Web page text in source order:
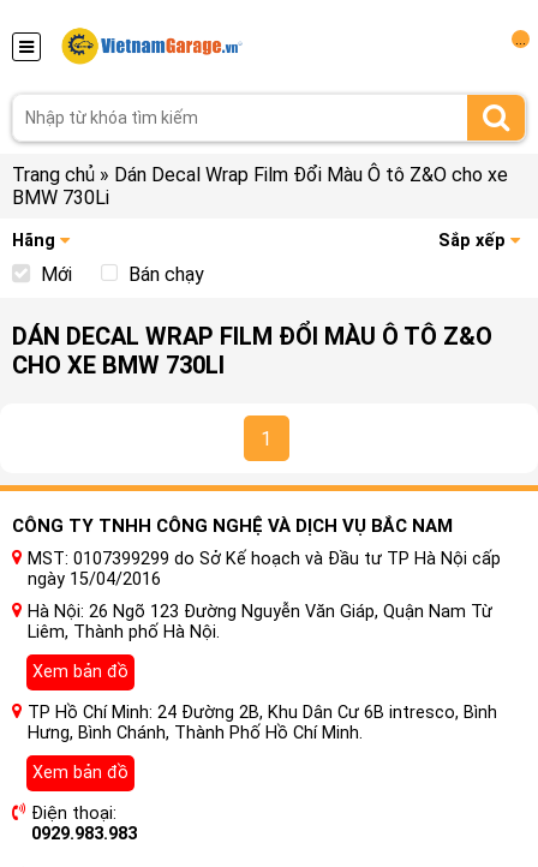
Trang chủ » Dán Decal Wrap Film Đổi Màu Ô tô Z&O cho xe
BMW 730Li
Hãng Sắp xếp
Mới Bán chạy
DÁN DECAL WRAP FILM ĐỔI MÀU Ô TÔ Z&O
CHO XE BMW 730LI
1
CÔNG TY TNHH CÔNG NGHỆ VÀ DỊCH VỤ BẮC NAM
MST: 0107399299 do Sở Kế hoạch và Đầu tư TP Hà Nội cấp
ngày 15/04/2016
Hà Nội: 26 Ngõ 123 Đường Nguyễn Văn Giáp, Quận Nam Từ
Liêm, Thành phố Hà Nội.
Xem bản đồ
TP Hồ Chí Minh: 24 Đường 2B, Khu Dân Cư 6B intresco, Bình
Hưng, Bình Chánh, Thành Phố Hồ Chí Minh.
Xem bản đồ
Điện thoại:
0929.983.983